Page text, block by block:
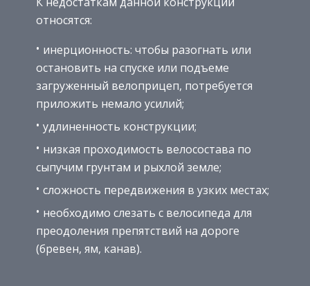
относятся:
инерционность: чтобы разогнать или
остановить на спуске или подъеме
загруженный велоприцеп, потребуется
приложить немало усилий;
удлиненность конструкции;
низкая проходимость велосостава по
сыпучим грунтам и рыхлой земле;
сложность передвижения в узких местах;
необходимо слезать с велосипеда для
преодоления препятствий на дороге
(бревен, ям, канав).